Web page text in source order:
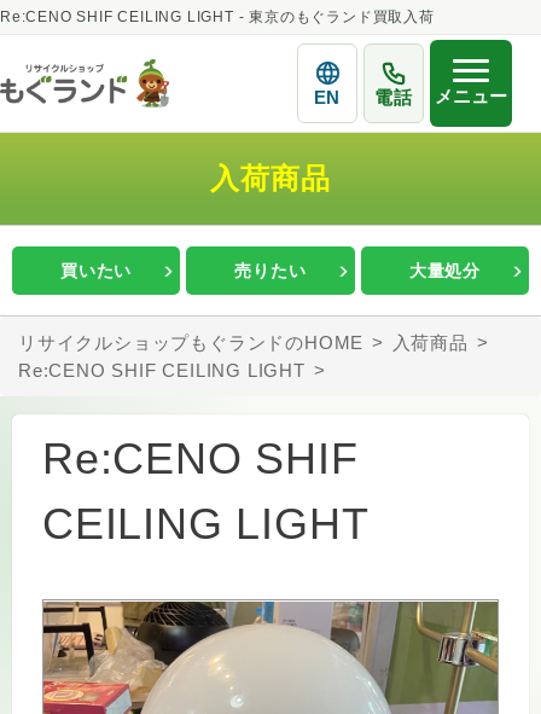
Re:CENO SHIF CEILING LIGHT - 東京のもぐランド買取入荷
EN 電話 メニュー
入荷商品
買いたい 売りたい 大量処分
リサイクルショップもぐランドのHOME
入荷商品
Re:CENO SHIF CEILING LIGHT
Re:CENO SHIF
CEILING LIGHT